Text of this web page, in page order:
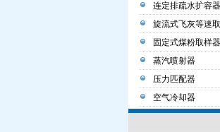
连定排疏水扩容器
旋流式飞灰等速
固定式煤粉取样器
蒸汽喷射器
压力匹配器
空气冷却器